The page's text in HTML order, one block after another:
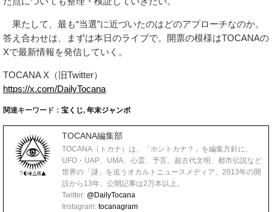
果たして、最も“当選”に近づいたのはどのアプローチなのか。
答え合わせは、まずは本日のライブで。開票の模様はTOCANAの
Xで最新情報を発信していく。
TOCANA X（旧Twitter）
https://x.com/DailyTocana
関連キーワード： 宝くじ, 年末ジャンボ
TOCANA編集部
TOCANA（トカナ）は、「ホントカナ？」を編集方針に、
UFO・UAP、UMA、心霊、予言、超古代文明、都市伝説など
世界の「謎」を追うオカルトニュースメディア。2013年の開
設から13年、公開記事は2万本以上。
Twitter: @DailyTocana
Instagram: tocanagram